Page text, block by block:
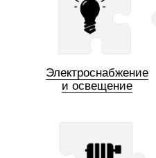
Электроснабжение
и освещение